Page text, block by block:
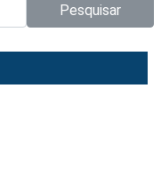
Pesquisar